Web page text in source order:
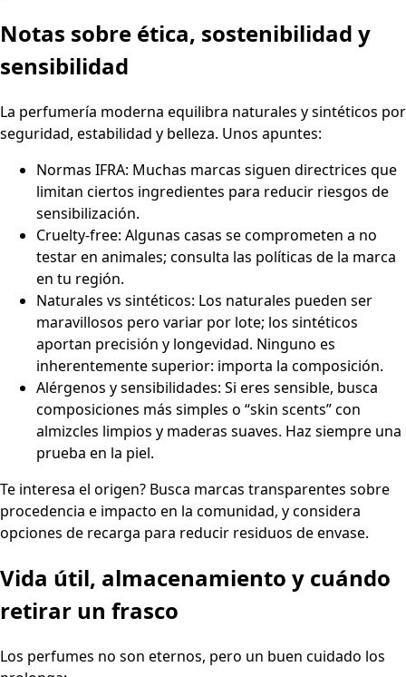
Notas sobre ética, sostenibilidad y
sensibilidad
La perfumería moderna equilibra naturales y sintéticos por
seguridad, estabilidad y belleza. Unos apuntes:
Normas IFRA: Muchas marcas siguen directrices que
limitan ciertos ingredientes para reducir riesgos de
sensibilización.
Cruelty-free: Algunas casas se comprometen a no
testar en animales; consulta las políticas de la marca
en tu región.
Naturales vs sintéticos: Los naturales pueden ser
maravillosos pero variar por lote; los sintéticos
aportan precisión y longevidad. Ninguno es
inherentemente superior: importa la composición.
Alérgenos y sensibilidades: Si eres sensible, busca
composiciones más simples o “skin scents” con
almizcles limpios y maderas suaves. Haz siempre una
prueba en la piel.
Te interesa el origen? Busca marcas transparentes sobre
procedencia e impacto en la comunidad, y considera
opciones de recarga para reducir residuos de envase.
Vida útil, almacenamiento y cuándo
retirar un frasco
Los perfumes no son eternos, pero un buen cuidado los